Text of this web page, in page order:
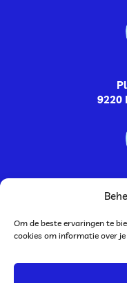
Om de beste ervaringen te
cookies om informatie over
9220